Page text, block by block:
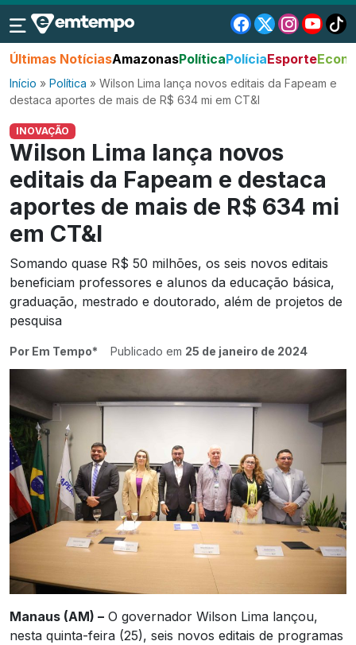
Últimas NotíciasAmazonasPolíticaPolíciaEsporte
Início » Política » Wilson Lima lança novos editais da Fapeam e
destaca aportes de mais de R$ 634 mi em CT&I
INOVAÇÃO
Wilson Lima lança novos
editais da Fapeam e destaca
aportes de mais de R$ 634 mi
em CT&I
Somando quase R$ 50 milhões, os seis novos editais
beneficiam professores e alunos da educação básica,
graduação, mestrado e doutorado, além de projetos de
pesquisa
Por Em Tempo* Publicado em 25 de janeiro de 2024
Manaus (AM) – O governador Wilson Lima lançou,
nesta quinta-feira (25), seis novos editais de programas